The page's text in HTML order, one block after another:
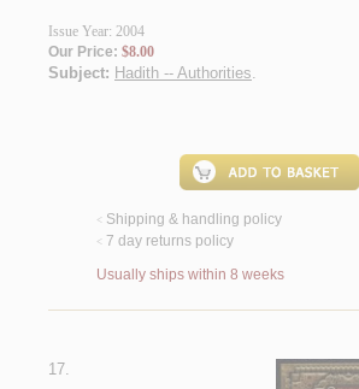
Issue Year: 2004
Our Price: $8.00
Subject: Hadith -- Authorities.
< Shipping & handling policy
< 7 day returns policy
Usually ships within 8 weeks
17.